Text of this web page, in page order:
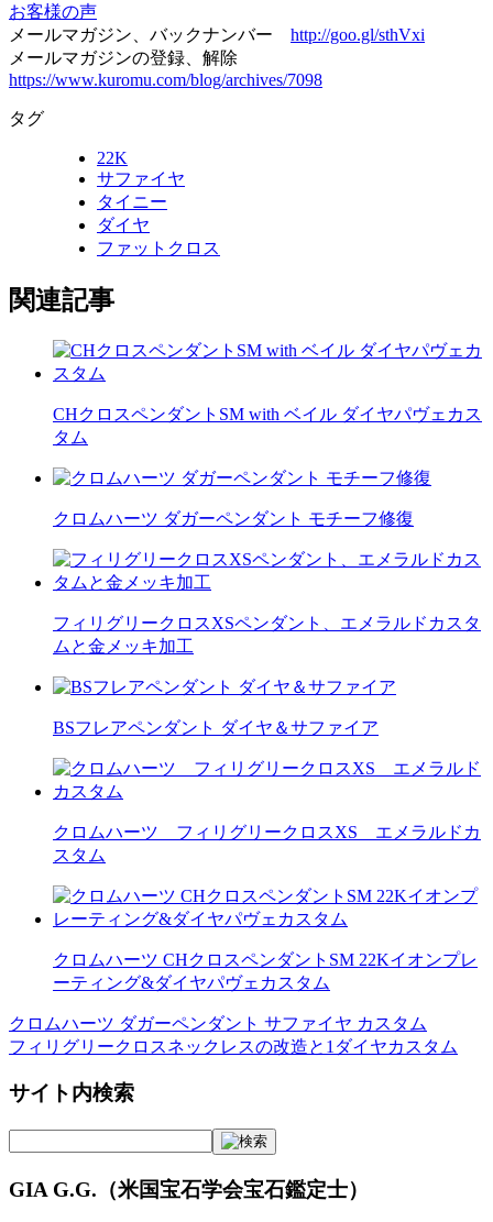
お客様の声
メールマガジン、バックナンバー http://goo.gl/sthVxi
メールマガジンの登録、解除
https://www.kuromu.com/blog/archives/7098
タグ
22K
サファイヤ
タイニー
ダイヤ
ファットクロス
関連記事
CHクロスペンダントSM with ベイル ダイヤパヴェカス
タム
クロムハーツ ダガーペンダント モチーフ修復
フィリグリークロスXSペンダント、エメラルドカスタ
ムと金メッキ加工
BSフレアペンダント ダイヤ＆サファイア
クロムハーツ フィリグリークロスXS エメラルドカ
スタム
クロムハーツ CHクロスペンダントSM 22Kイオンプレ
ーティング&ダイヤパヴェカスタム
投
稿
ナ
ビ
ー
クロムハーツ ダガーペンダント サファイヤ カスタム
フィリグリークロスネックレスの改造と1ダイヤカスタム
サイト内検索
GIA G.G.（米国宝石学会宝石鑑定士）